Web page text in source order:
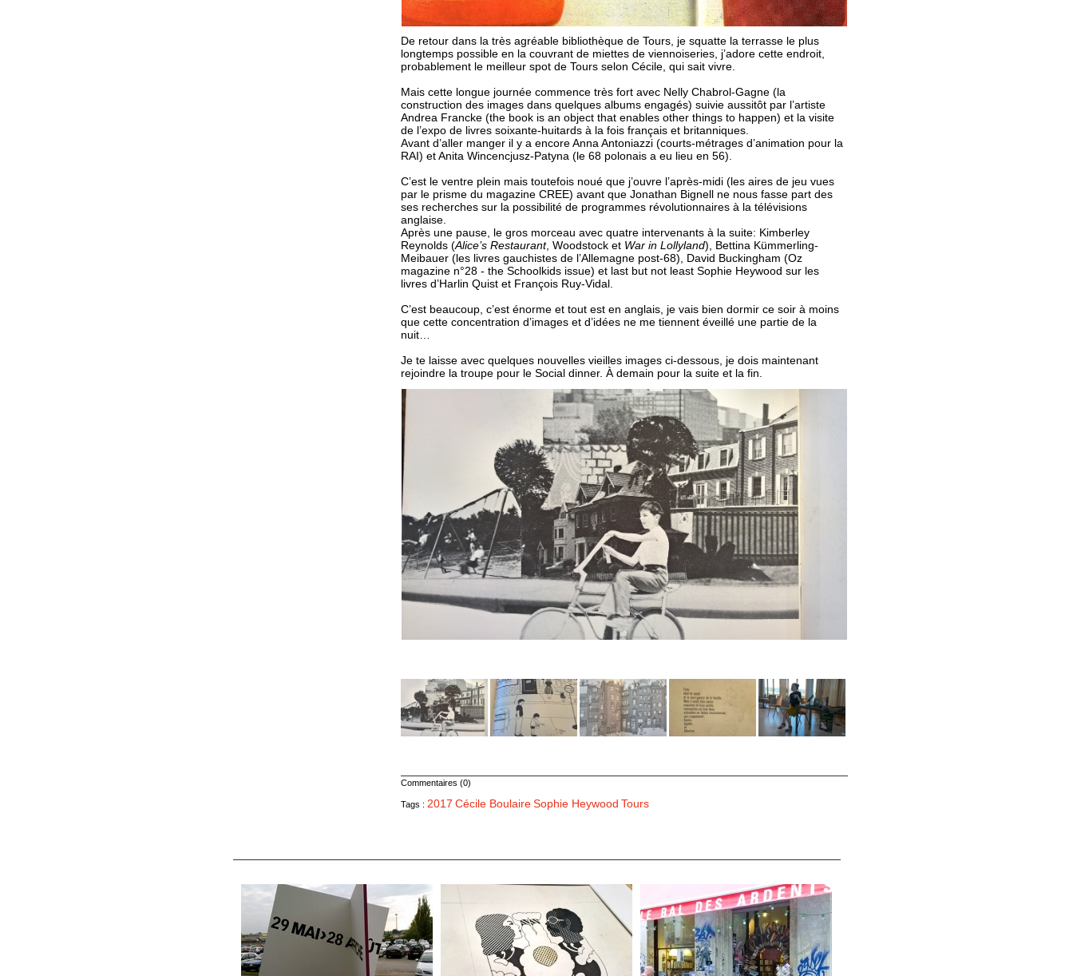
De retour dans la très agréable bibliothèque de Tours, je squatte la terrasse le plus
longtemps possible en la couvrant de miettes de viennoiseries, j’adore cette endroit,
probablement le meilleur spot de Tours selon Cécile, qui sait vivre.
Mais cette longue journée commence très fort avec Nelly Chabrol-Gagne (la
construction des images dans quelques albums engagés) suivie aussitôt par l’artiste
Andrea Francke (the book is an object that enables other things to happen) et la visite
de l’expo de livres soixante-huitards à la fois français et britanniques.
Avant d’aller manger il y a encore Anna Antoniazzi (courts-métrages d’animation pour la
RAI) et Anita Wincencjusz-Patyna (le 68 polonais a eu lieu en 56).
C’est le ventre plein mais toutefois noué que j’ouvre l’après-midi (les aires de jeu vues
par le prisme du magazine CREE) avant que Jonathan Bignell ne nous fasse part des
ses recherches sur la possibilité de programmes révolutionnaires à la télévisions
anglaise.
Après une pause, le gros morceau avec quatre intervenants à la suite: Kimberley
Reynolds (Alice’s Restaurant, Woodstock et War in Lollyland), Bettina Kümmerling-
Meibauer (les livres gauchistes de l’Allemagne post-68), David Buckingham (Oz
magazine n°28 - the Schoolkids issue) et last but not least Sophie Heywood sur les
livres d’Harlin Quist et François Ruy-Vidal.
C’est beaucoup, c’est énorme et tout est en anglais, je vais bien dormir ce soir à moins
que cette concentration d’images et d’idées ne me tiennent éveillé une partie de la
nuit…
Je te laisse avec quelques nouvelles vieilles images ci-dessous, je dois maintenant
rejoindre la troupe pour le Social dinner. À demain pour la suite et la fin.
Commentaires (0)
Tags : 2017 Cécile Boulaire Sophie Heywood Tours